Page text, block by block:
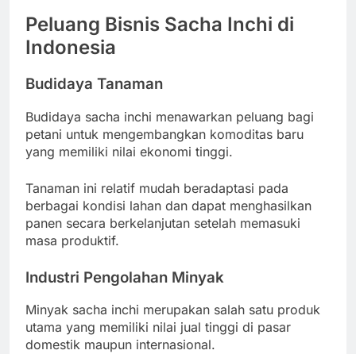
Peluang Bisnis Sacha Inchi di
Indonesia
Budidaya Tanaman
Budidaya sacha inchi menawarkan peluang bagi
petani untuk mengembangkan komoditas baru
yang memiliki nilai ekonomi tinggi.
Tanaman ini relatif mudah beradaptasi pada
berbagai kondisi lahan dan dapat menghasilkan
panen secara berkelanjutan setelah memasuki
masa produktif.
Industri Pengolahan Minyak
Minyak sacha inchi merupakan salah satu produk
utama yang memiliki nilai jual tinggi di pasar
domestik maupun internasional.